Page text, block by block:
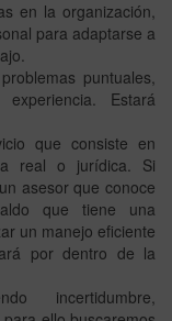
en la organización,
para adaptarse a
puntuales,
Estará
que consiste en
real o jurídica. Si
asesor que conoce
que tiene una
un manejo eficiente
por dentro de la
incertidumbre,